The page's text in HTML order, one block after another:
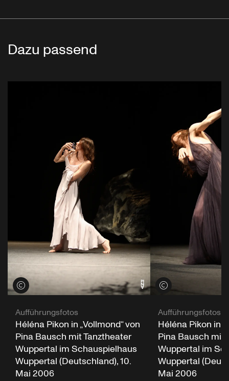
Dazu passend
Credits öffnen
Aufführungsfotos
Héléna Pikon in „Vollmond“ von
Pina Bausch mit Tanztheater
Wuppertal im Schauspielhaus
Wuppertal (Deutschland), 10.
Mai 2006
Credits öffnen
Aufführungsfotos
Héléna Pikon in
Pina Bausch mit
Wuppertal im
Wuppertal
Mai 2006